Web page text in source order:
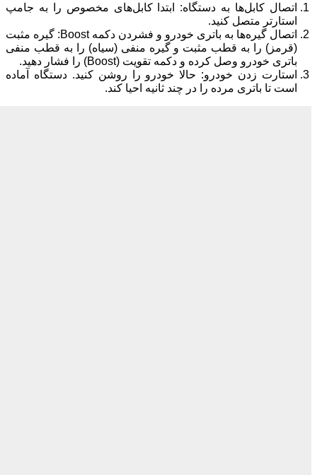
اتصال کابل‌ها به دستگاه: ابتدا کابل‌های مخصوص را به جامپ
استارتر متصل کنید.
اتصال گیره‌ها به باتری خودرو و فشردن دکمه Boost: گیره مثبت
(قرمز) را به قطب مثبت و گیره منفی (سیاه) را به قطب منفی
باتری خودرو وصل کرده و دکمه تقویت (Boost) را فشار دهید.
استارت زدن خودرو: حالا خودرو را روشن کنید. دستگاه آماده
است تا باتری مرده را در چند ثانیه احیا کند.